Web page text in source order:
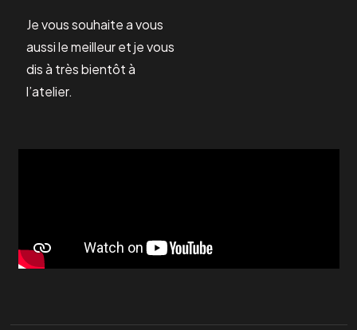
Je vous souhaite a vous
aussi le meilleur et je vous
dis à très bientôt à
l’atelier.